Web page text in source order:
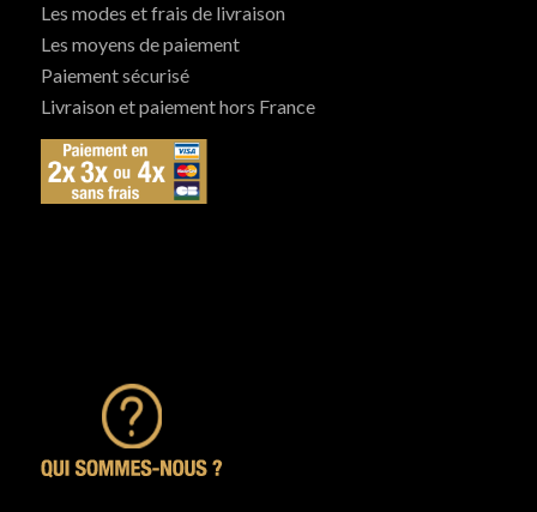
Les modes et frais de livraison
Les moyens de paiement
Paiement sécurisé
Livraison et paiement hors France